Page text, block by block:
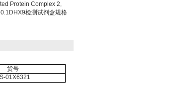
Protein Complex 2,
检测试剂盒规格
货号
01X6321